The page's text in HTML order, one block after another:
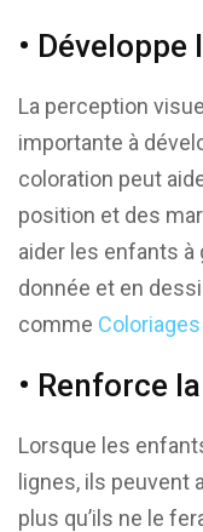
•
La perception
importante à
coloration peut
position et des
aider les enfants à
donnée et en
comme
• Renforce
Lorsque les
lignes, ils peuvent
plus qu’ils ne le